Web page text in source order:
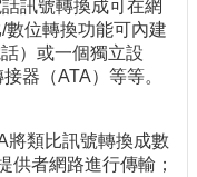
訊號轉換成可在網
位轉換功能可內建
）或一個獨立設
器（ATA）等等。
將類比訊號轉換成數
供者網路進行傳輸；